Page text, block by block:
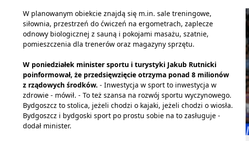
W planowanym obiekcie znajdą się m.in. sale treningowe,
siłownia, przestrzeń do ćwiczeń na ergometrach, zaplecze
odnowy biologicznej z sauną i pokojami masażu, szatnie,
pomieszczenia dla trenerów oraz magazyny sprzętu.
W poniedziałek minister sportu i turystyki Jakub Rutnicki
poinformował, że przedsięwzięcie otrzyma ponad 8 milionów
z rządowych środków. - Inwestycja w sport to inwestycja w
zdrowie - mówił. - To też szansa na rozwój sportu wyczynowego.
Bydgoszcz to stolica, jeżeli chodzi o kajaki, jeżeli chodzi o wiosła.
Bydgoszcz i bydgoski sport po prostu sobie na to zasługuje -
dodał minister.